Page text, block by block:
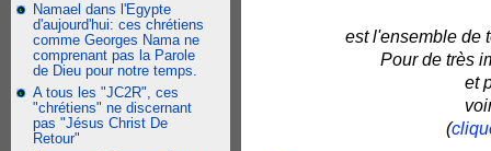
Namael dans l'Egypte
d'aujourd'hui: ces chrétiens
comme Georges Nama ne
comprenant pas la Parole
de Dieu pour notre temps.
A tous les "JC2R", ces
"chrétiens" ne discernant
pas "Jésus Christ De
Retour"
est l'ensemble de
Pour de très
et
(